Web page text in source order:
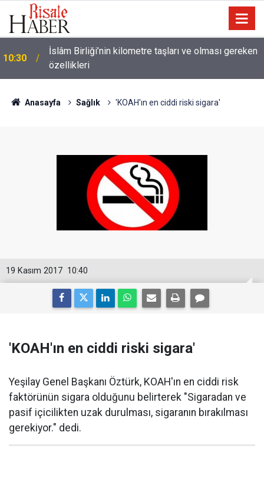
09:47
Ünlü futbolcu Dembele: Eşimin yüzünü
göstermemesi dini bir mesele!
Anasayfa Sağlık 'KOAH'ın en ciddi riski sigara'
10:40
19 Kasım 2017
'KOAH'ın en ciddi riski sigara'
Yeşilay Genel Başkanı Öztürk, KOAH'ın en ciddi risk
faktörünün sigara olduğunu belirterek "Sigaradan ve
pasif içicilikten uzak durulması, sigaranın bırakılması
gerekiyor." dedi.